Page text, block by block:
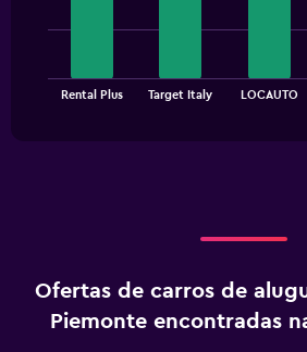
chart
The
chart
Rental Plus Target Italy LOCAUTO
Ofertas de carros de
Piemonte encontradas